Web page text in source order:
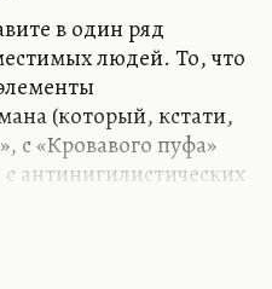
в один ряд
людей. То, что
(который, кстати,
с «Кровавого пуфа»
антинигилистических
уровня.
Володей Вороновым,